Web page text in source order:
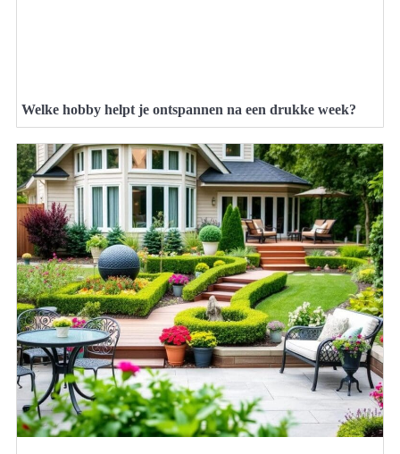
Welke hobby helpt je ontspannen na een drukke week?